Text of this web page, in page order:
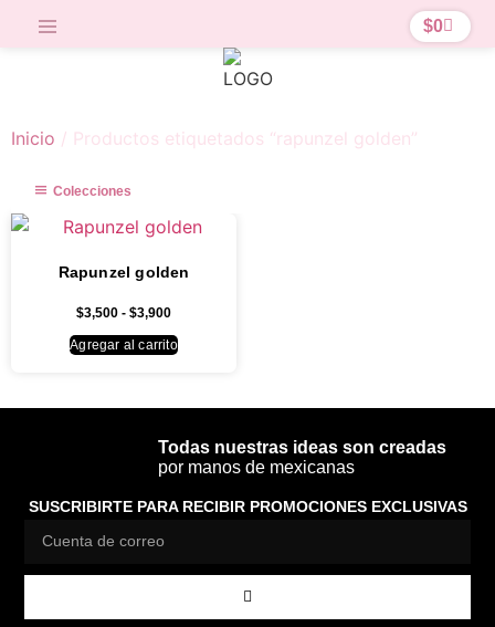
$0
Inicio / Productos etiquetados “rapunzel golden”
Colecciones
Rapunzel golden
$3,500 - $3,900
Agregar al carrito
Todas nuestras ideas son creadas
por manos de mexicanas
SUSCRIBIRTE PARA RECIBIR PROMOCIONES EXCLUSIVAS